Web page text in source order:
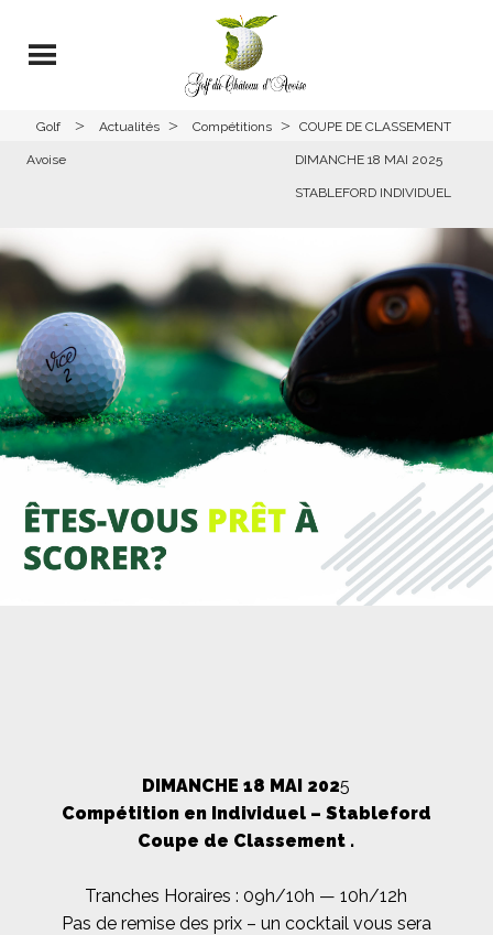
Golf
Avoise
> Actualités > Compétitions > COUPE DE CLASSEMENT
DIMANCHE 18 MAI 2025
STABLEFORD INDIVIDUEL
DIMANCHE 18 MAI 2025
Compétition en Individuel – Stableford
Coupe de Classement .
Tranches Horaires : 09h/10h — 10h/12h
Pas de remise des prix – un cocktail vous sera